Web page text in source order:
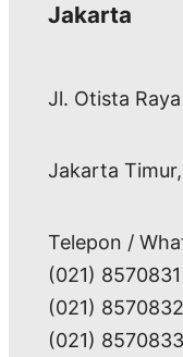
Jakarta
Jl. Otista
Jakarta
Telepon /
(021)
(021)
(021)